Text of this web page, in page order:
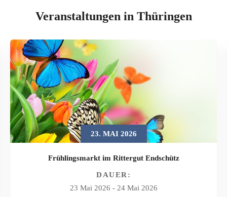
Veranstaltungen in Thüringen
23. MAI 2026
Frühlingsmarkt im Rittergut Endschütz
DAUER:
23 Mai 2026 - 24 Mai 2026